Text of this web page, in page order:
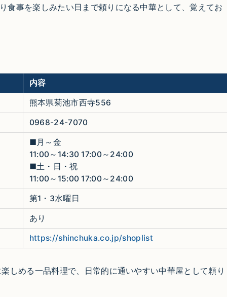
食事を楽しみたい日まで頼りになる中華として、覚えてお
内容
熊本県菊池市西寺556
0968-24-7070
■月～金
11:00～14:30 17:00～24:00
■土・日・祝
11:00～15:00 17:00～24:00
第1・3水曜日
あり
https://shinchuka.co.jp/shoplist
しめる一品料理で、日常的に通いやすい中華屋として頼り